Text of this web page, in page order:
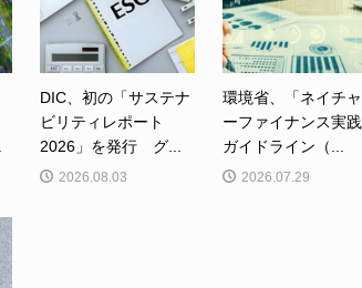
DIC、初の「サステナ
ビリティレポート
2026」を発行 グ...
2026.08.03
環境省、「ネイチャ
ーファイナンス実践
ガイドライン（...
2026.07.29